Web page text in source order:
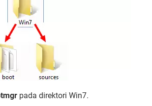
pada direktori Win7.